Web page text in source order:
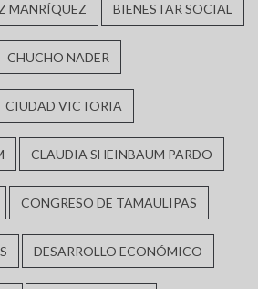
MANRÍQUEZ BIENESTAR SOCIAL
CHUCHO NADER
CIUDAD VICTORIA
CLAUDIA SHEINBAUM PARDO
CONGRESO DE TAMAULIPAS
DESARROLLO ECONÓMICO